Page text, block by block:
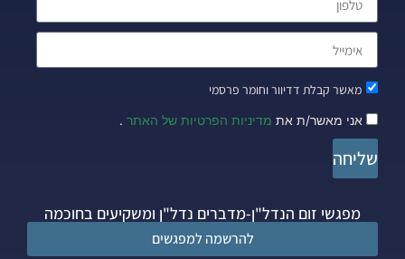
מאשר קבלת דדיוור וחומר פרסמי
אני מאשר/ת את מדיניות הפרטיות של האתר .
שליחה
מפגשי זום הנדל"ן-מדברים נדל"ן ומשקיעים בחוכמה
להרשמה למפגשים